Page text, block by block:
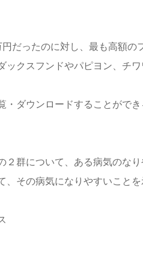
だったのに対し、最も高額
クスフンドやパピヨン、チ
・ダウンロードすることができ
群について、ある病気のな
、その病気になりやすいことを